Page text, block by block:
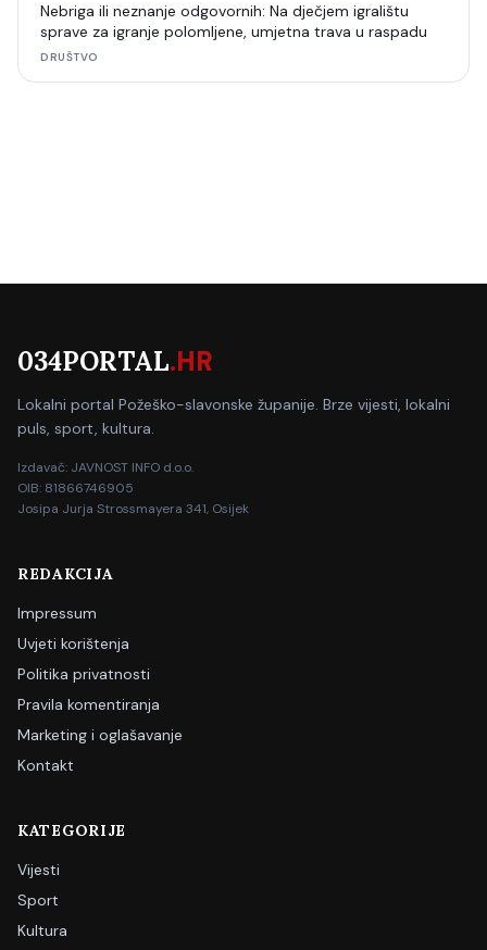
Nebriga ili neznanje odgovornih: Na dječjem igralištu
sprave za igranje polomljene, umjetna trava u raspadu
DRUŠTVO
034PORTAL.HR
Lokalni portal Požeško-slavonske županije. Brze vijesti, lokalni
puls, sport, kultura.
Izdavač: JAVNOST INFO d.o.o.
OIB: 81866746905
Josipa Jurja Strossmayera 341, Osijek
REDAKCIJA
Impressum
Uvjeti korištenja
Politika privatnosti
Pravila komentiranja
Marketing i oglašavanje
Kontakt
KATEGORIJE
Vijesti
Sport
Kultura